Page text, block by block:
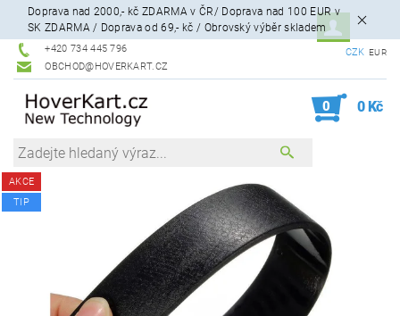
Doprava nad 2000,- kč ZDARMA v ČR/ Doprava nad 100 EUR v
SK ZDARMA / Doprava od 69,- kč / Obrovský výběr skladem
+420 734 445 796
OBCHOD@HOVERKART.CZ
CZK EUR
0 0 Kč
AKCE
TIP